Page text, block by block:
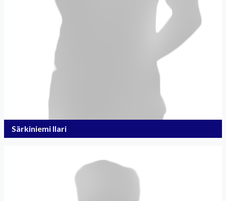
Särkiniemi Ilari